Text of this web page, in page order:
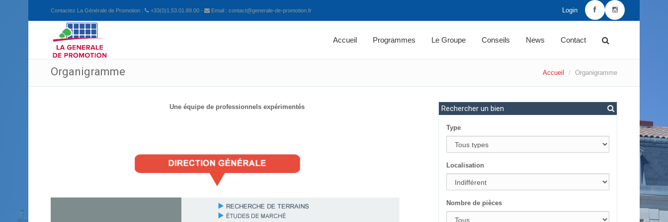
Contactez La Générale de Promotion : +33(0)1.53.01.89.00 - Email : contact@generale-de-promotion.fr Login
Accueil Programmes Le Groupe Conseils News Contact
Organigramme Accueil Organigramme
Une équipe de professionnels expérimentés Rechercher un bien
Type
Localisation
Nombre de pièces